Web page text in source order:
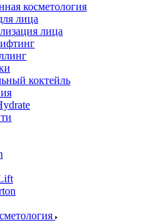
косметология
лица
лица
коктейль